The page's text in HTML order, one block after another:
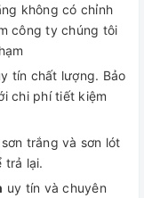
không có chỉnh
công ty chúng tôi
tín chất lượng. Bảo
chi phí tiết kiệm
trắng và sơn lót
trả lại.
uy tín và chuyên